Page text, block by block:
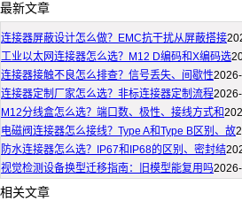
最新文章
连接器屏蔽设计怎么做？EMC抗干扰从屏蔽搭接
工业以太网连接器怎么选？M12 D编码和X编码选
连接器接触不良怎么排查？信号丢失、间歇性
连接器定制厂家怎么选？非标连接器定制流程
M12分线盒怎么选？端口数、极性、接线方式和
电磁阀连接器怎么接线？Type A和Type B区别、故
防水连接器怎么选？IP67和IP68的区别、密封结
视觉检测设备换型迁移指南：旧模型能复用吗
相关文章